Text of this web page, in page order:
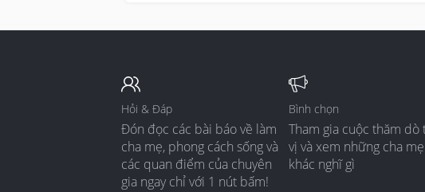
Hỏi & Đáp
Đón đọc các bài báo về làm
cha mẹ, phong cách sống và
các quan điểm của chuyên
gia ngay chỉ với 1 nút bấm!
Bình chọn
Tham gia cuộc thăm dò
vị và xem những cha mẹ
khác nghĩ gì